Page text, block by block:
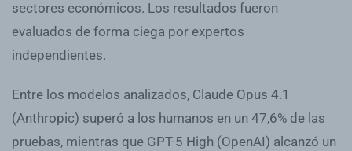
sectores económicos. Los resultados fueron
evaluados de forma ciega por expertos
independientes.
Entre los modelos analizados, Claude Opus 4.1
(Anthropic) superó a los humanos en un 47,6% de las
pruebas, mientras que GPT-5 High (OpenAI) alcanzó un